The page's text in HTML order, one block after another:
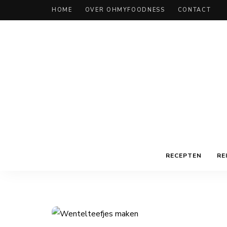
HOME OVER OHMYFOODNESS CONTACT
RECEPTEN